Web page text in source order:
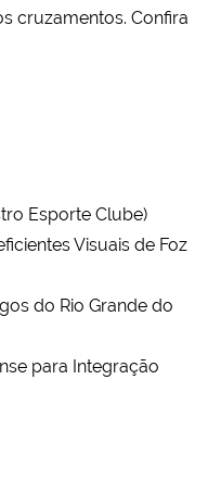
cruzamentos. Confira
Esporte Clube)
Visuais de Foz
do Rio Grande do
para Integração